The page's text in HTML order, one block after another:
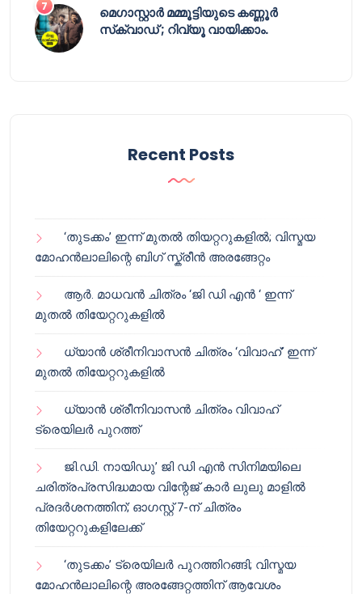
മെഗാസ്റ്റാർ മമ്മൂട്ടിയുടെ കണ്ണൂർ
സ്‌ക്വാഡ് ; റിവ്യൂ വായിക്കാം.
Recent Posts
‘തുടക്കം’ ഇന്ന് മുതൽ തിയറ്ററുകളിൽ; വിസ്മയ
മോഹൻലാലിന്റെ ബിഗ് സ്ക്രീൻ അരങ്ങേറ്റം
ആർ. മാധവൻ ചിത്രം ‘ജി ഡി എൻ ‘ ഇന്ന്
മുതൽ തിയേറ്ററുകളിൽ
ധ്യാൻ ശ്രീനിവാസൻ ചിത്രം ‘വിവാഹ്’ ഇന്ന്
മുതൽ തിയേറ്ററുകളിൽ
ധ്യാൻ ശ്രീനിവാസൻ ചിത്രം വിവാഹ്
ട്രെയിലർ പുറത്ത്
ജി.ഡി. നായിഡു’ ജി ഡി എൻ സിനിമയിലെ
ചരിത്രപ്രസിദ്ധമായ വിന്റേജ് കാർ ലുലു മാളിൽ
പ്രദർശനത്തിന്; ഓഗസ്റ്റ് 7-ന് ചിത്രം
തിയേറ്ററുകളിലേക്ക്
‘തുടക്കം’ ട്രെയിലർ പുറത്തിറങ്ങി; വിസ്മയ
മോഹൻലാലിന്റെ അരങ്ങേറ്റത്തിന് ആവേശം